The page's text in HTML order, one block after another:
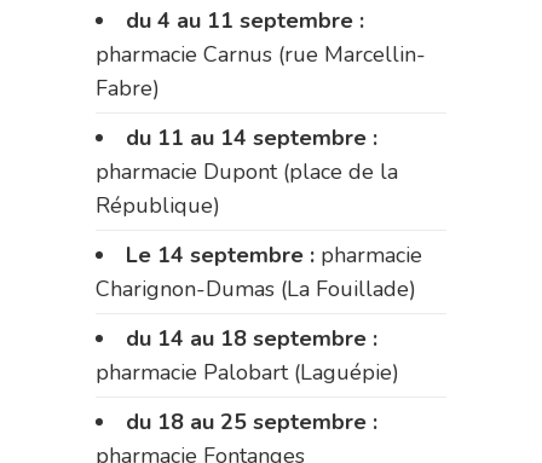
du 4 au 11 septembre :
pharmacie Carnus (rue Marcellin-
Fabre)
du 11 au 14 septembre :
pharmacie Dupont (place de la
République)
Le 14 septembre : pharmacie
Charignon-Dumas (La Fouillade)
du 14 au 18 septembre :
pharmacie Palobart (Laguépie)
du 18 au 25 septembre :
pharmacie Fontanges